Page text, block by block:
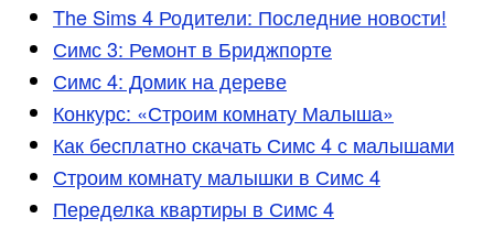
The Sims 4 Родители: Последние новости!
Симс 3: Ремонт в Бриджпорте
Симс 4: Домик на дереве
Конкурс: «Строим комнату Малыша»
Как бесплатно скачать Симс 4 с малышами
Строим комнату малышки в Симс 4
Переделка квартиры в Симс 4